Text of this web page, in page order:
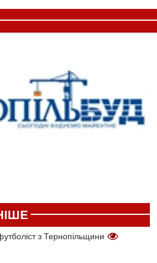
з Тернопільщини